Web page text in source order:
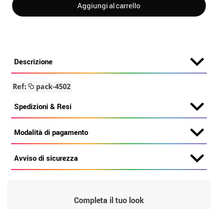
Aggiungi al carrello
Descrizione
Ref: pack-4502
Spedizioni & Resi
Modalità di pagamento
Avviso di sicurezza
Completa il tuo look